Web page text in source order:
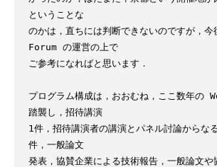
ということな
のかは，直ちには判断できないのですが，今
Forum の運営の上で
ご参考になればと思います．
プログラム構成は，おおむね，ここ数年の
踏襲し，招待講演
1件，招待講演者の講演とパネル討論からな
件，一般論文
発表，協賛企業による技術報告，一般論文や